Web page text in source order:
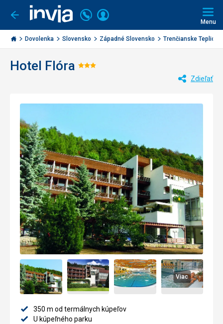
Ísť
späť
Invia.sk
Volajte
+421
2
3221
Prihlásiť
Menu
Dovolenka Slovensko Západné Slovensko Trenčianske Teplice
Hotel Flóra Hodnotenie:
Zdieľať
Viac
350 m od termálnych kúpeľov
U kúpeľného parku